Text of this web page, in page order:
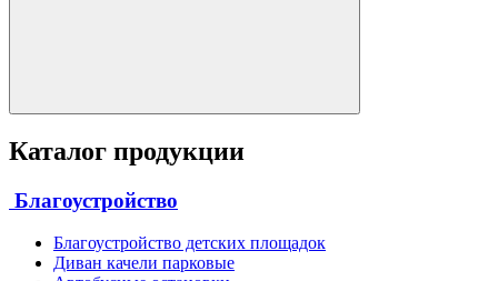
Каталог продукции
Благоустройство
Благоустройство детских площадок
Диван качели парковые